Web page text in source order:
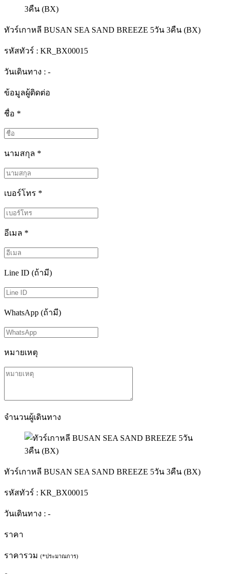
ทัวร์เกาหลี BUSAN SEA SAND BREEZE 5วัน 3คืน (BX)
รหัสทัวร์ : KR_BX00015
วันเดินทาง : -
ข้อมูลผู้ติดต่อ
ชื่อ *
นามสกุล *
เบอร์โทร *
อีเมล *
Line ID (ถ้ามี)
WhatsApp (ถ้ามี)
หมายเหตุ
จำนวนผู้เดินทาง
ทัวร์เกาหลี BUSAN SEA SAND BREEZE 5วัน 3คืน (BX)
รหัสทัวร์ : KR_BX00015
วันเดินทาง : -
ราคา
ราคารวม (*ประมาณการ)